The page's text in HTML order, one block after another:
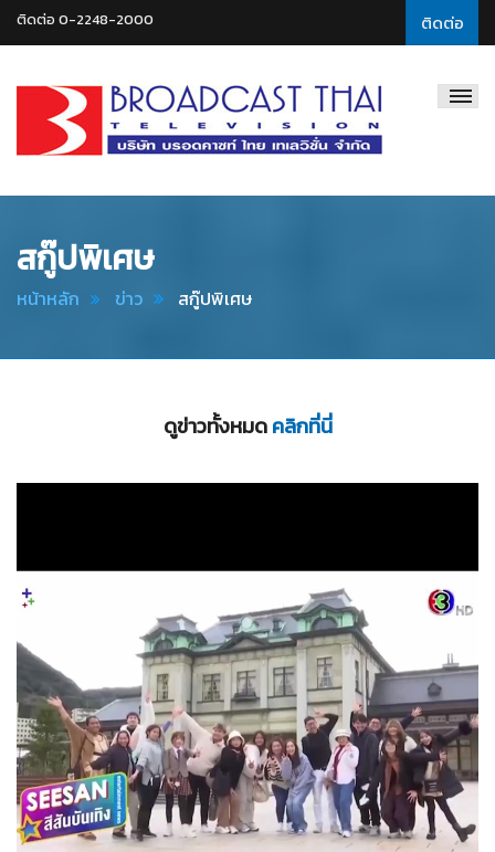
ติดต่อ
ติดต่อ 0-2248-2000
Thai
สกู๊ปพิเศษ
หน้าหลัก ข่าว สกู๊ปพิเศษ
ดูข่าวทั้งหมดคลิกที่นี่